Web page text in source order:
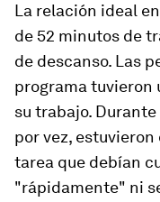
La relación ideal
de 52 minutos de
de descanso. Las
programa tuvieron
su trabajo.
por vez,
tarea que debían
"rápidamente" ni